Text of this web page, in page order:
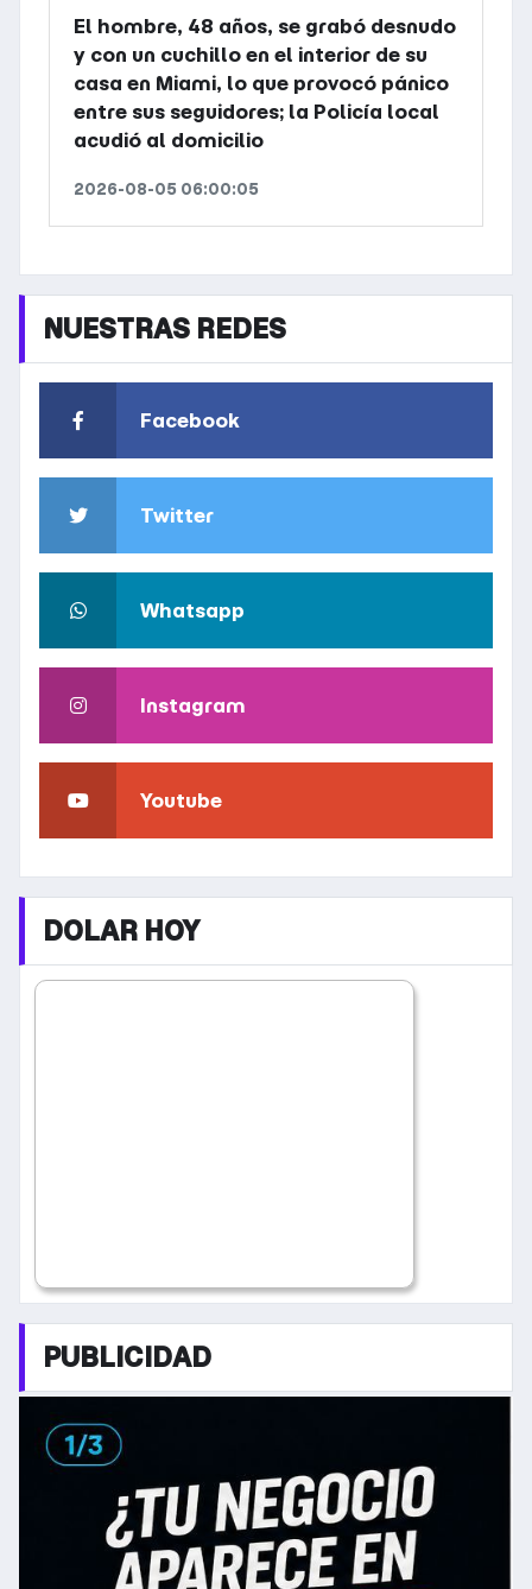
El hombre, 48 años, se grabó desnudo
y con un cuchillo en el interior de su
casa en Miami, lo que provocó pánico
entre sus seguidores; la Policía local
acudió al domicilio
2026-08-05 06:00:05
NUESTRAS REDES
Facebook
Twitter
Whatsapp
Instagram
Youtube
DOLAR HOY
PUBLICIDAD